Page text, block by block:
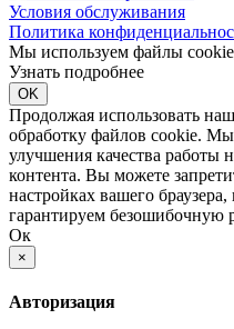
Условия обслуживания
Политика
Мы используем файлы
Узнать подробнее
OK
Продолжая использовать
обработку файлов cookie.
улучшения качества работы
контента. Вы можете
настройках вашего
гарантируем безошибочную
Ок
×
Авторизация